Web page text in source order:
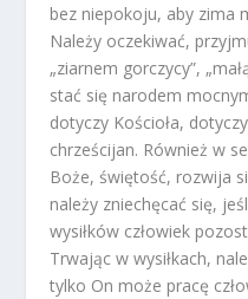
bez niepokoju, aby zima
Należy oczekiwać,
„ziarnem gorczycy”,
stać się narodem
dotyczy Kościoła,
chrześcijan. Również w
Boże, świętość, rozwija
należy zniechęcać się,
wysiłków człowiek
Trwając w wysiłkach,
tylko On może pracę